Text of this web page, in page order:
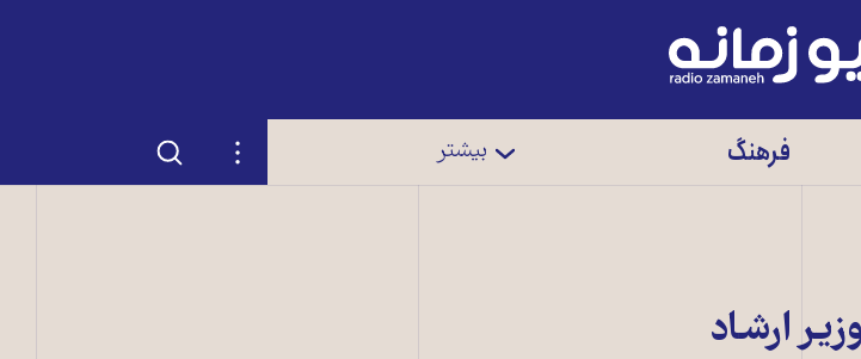
فرهنگ بیشتر تنظیمات جستجو
ارشاد